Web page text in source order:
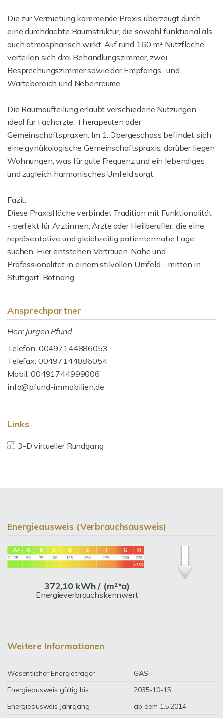
Die zur Vermietung kommende Praxis überzeugt durch
eine durchdachte Raumstruktur, die sowohl funktional als
auch atmosphärisch wirkt. Auf rund 160 m² Nutzfläche
verteilen sich drei Behandlungszimmer, zwei
Besprechungszimmer sowie der Empfangs- und
Wartebereich und Nebenräume.
Die Raumaufteilung erlaubt verschiedene Nutzungen -
ideal für Fachärzte, Therapeuten oder
Gemeinschaftspraxen. Im 1. Obergeschoss befindet sich
eine gynäkologische Gemeinschaftspraxis, darüber liegen
Wohnungen, was für gute Frequenz und ein lebendiges
und zugleich harmonisches Umfeld sorgt.
Fazit:
Diese Praxisfläche verbindet Tradition mit Funktionalität
- perfekt für Ärztinnen, Ärzte oder Heilberufler, die eine
repräsentative und gleichzeitig patientennahe Lage
suchen. Hier entstehen Vertrauen, Nähe und
Professionalität in einem stilvollen Umfeld - mitten in
Stuttgart-Botnang.
Ansprechpartner
Herr Jürgen Pfund
Telefon: 00497144886053
Telefax: 00497144886054
Mobil: 00491744999006
info@pfund-immobilien.de
Links
3-D virtueller Rundgang
Energieausweis (Verbrauchsausweis)
372,10 kWh / (m²*a)
Energieverbrauchskennwert
Weitere Informationen
Wesentlicher Energieträger
GAS
Energieausweis gültig bis
2035-10-15
Energieausweis Jahrgang
ab dem 1.5.2014